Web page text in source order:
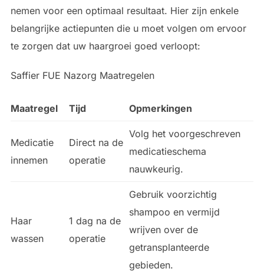
nemen voor een optimaal resultaat. Hier zijn enkele
belangrijke actiepunten die u moet volgen om ervoor
te zorgen dat uw haargroei goed verloopt:
Saffier FUE Nazorg Maatregelen
Maatregel Tijd Opmerkingen
Medicatie
innemen
Direct na de
operatie
Volg het voorgeschreven
medicatieschema
nauwkeurig.
Haar
wassen
1 dag na de
operatie
Gebruik voorzichtig
shampoo en vermijd
wrijven over de
getransplanteerde
gebieden.